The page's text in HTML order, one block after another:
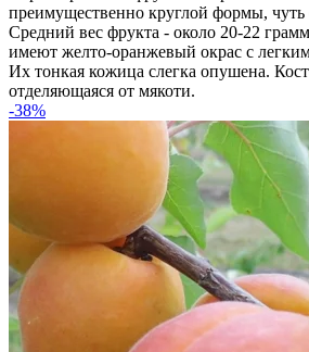
преимущественно круглой формы,
Средний вес фрукта - около 20-22
имеют желто-оранжевый окрас с
Их тонкая кожица слегка опушена.
отделяющаяся от мякоти.
-38%